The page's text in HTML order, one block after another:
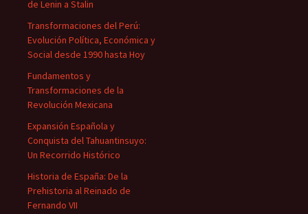
de Lenin a Stalin
Transformaciones del Perú:
Evolución Política, Económica y
Social desde 1990 hasta Hoy
Fundamentos y
Transformaciones de la
Revolución Mexicana
Expansión Española y
Conquista del Tahuantinsuyo:
Un Recorrido Histórico
Historia de España: De la
Prehistoria al Reinado de
Fernando VII